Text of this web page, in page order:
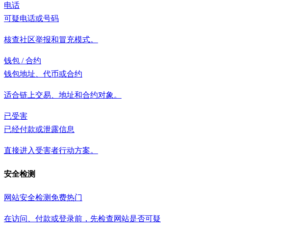
电话
可疑电话或号码
核查社区举报和冒充模式。
钱包 / 合约
钱包地址、代币或合约
适合链上交易、地址和合约对象。
已受害
已经付款或泄露信息
直接进入受害者行动方案。
安全检测
网站安全检测 免费热门
在访问、付款或登录前，先检查网站是否可疑